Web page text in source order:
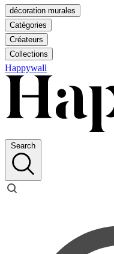
décoration murales
Catégories
Créateurs
Collections
Happywall
Search